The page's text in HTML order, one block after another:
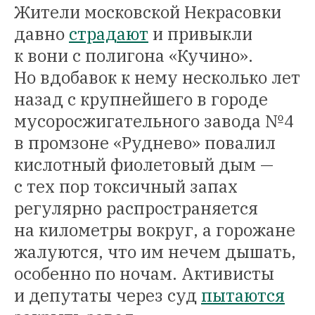
Жители московской Некрасовки
давно страдают и привыкли
к вони с полигона «Кучино».
Но вдобавок к нему несколько лет
назад с крупнейшего в городе
мусоросжигательного завода №4
в промзоне «Руднево» повалил
кислотный фиолетовый дым —
с тех пор токсичный запах
регулярно распространяется
на километры вокруг, а горожане
жалуются, что им нечем дышать,
особенно по ночам. Активисты
и депутаты через суд пытаются